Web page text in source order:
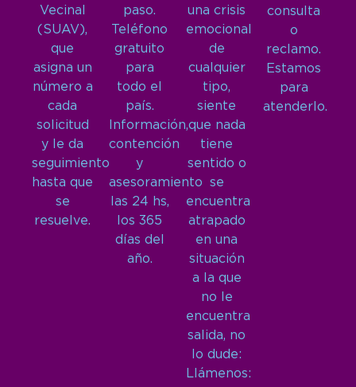
Vecinal
(SUAV),
que
asigna un
número a
cada
solicitud
y le da
seguimiento
hasta que
se
resuelve.
paso.
Teléfono
gratuito
para
todo el
país.
Información,
contención
y
asesoramiento
las 24 hs,
los 365
días del
año.
una crisis
emocional
de
cualquier
tipo,
siente
que nada
tiene
sentido o
se
encuentra
atrapado
en una
situación
a la que
no le
encuentra
salida, no
lo dude:
Llámenos:
consulta
o
reclamo.
Estamos
para
atenderlo.